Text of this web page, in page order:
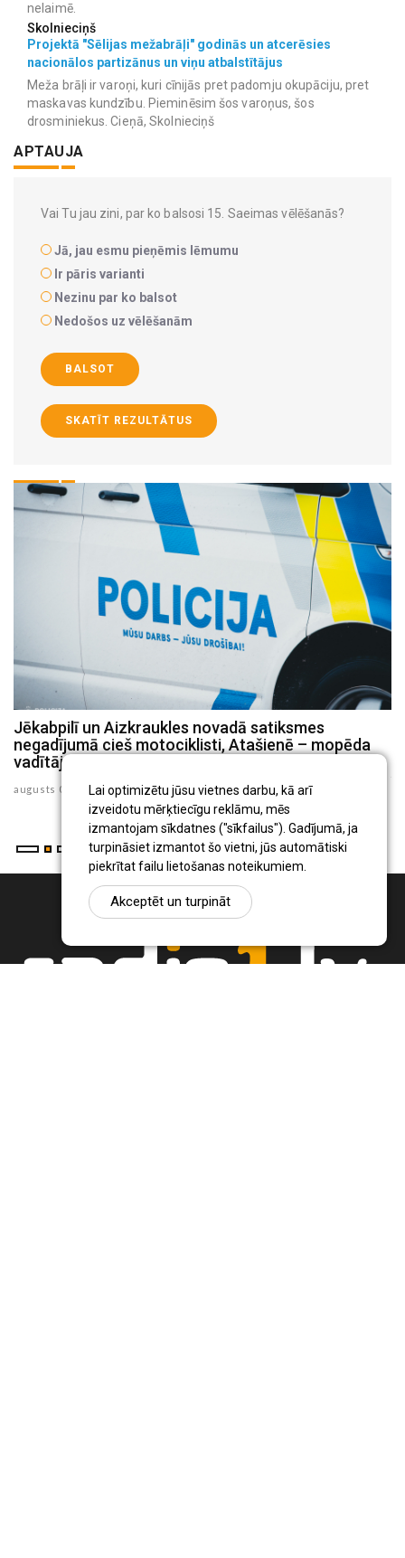
Lai optimizētu jūsu vietnes darbu, kā arī
izveidotu mērķtiecīgu reklāmu, mēs
izmantojam sīkdatnes ("sīkfailus"). Gadījumā, ja
turpināsiet izmantot šo vietni, jūs automātiski
piekrītat failu lietošanas noteikumiem.
Akceptēt un turpināt
nelaimē.
Skolnieciņš
Projektā "Sēlijas mežabrāļi" godinās un atcerēsies
nacionālos partizānus un viņu atbalstītājus
Meža brāļi ir varoņi, kuri cīnijās pret padomju okupāciju, pret
maskavas kundzību. Pieminēsim šos varoņus, šos
drosminiekus. Cieņā, Skolnieciņš
APTAUJA
Vai Tu jau zini, par ko balsosi 15. Saeimas vēlēšanās?
Jā, jau esmu pieņēmis lēmumu
Ir pāris varianti
Nezinu par ko balsot
Nedošos uz vēlēšanām
BALSOT
SKATĪT REZULTĀTUS
Jēkabpilī un Aizkraukles novadā satiksmes
negadījumā cieš motociklisti, Atašienē – mopēda
vadītājs
augusts 03 , 2026